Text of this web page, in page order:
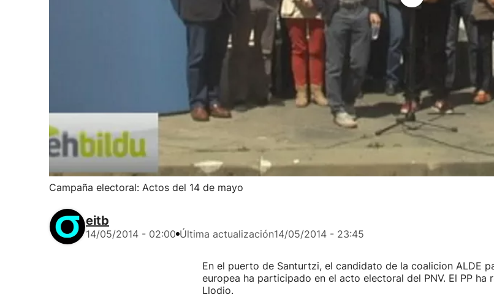
Campaña electoral: Actos del 14 de mayo
eitb
14/05/2014 - 02:00 Última actualización14/05/2014 - 23:45
En el puerto de Santurtzi, el candidato de la coalicion ALDE
europea ha participado en el acto electoral del PNV. El PP ha
Llodio.